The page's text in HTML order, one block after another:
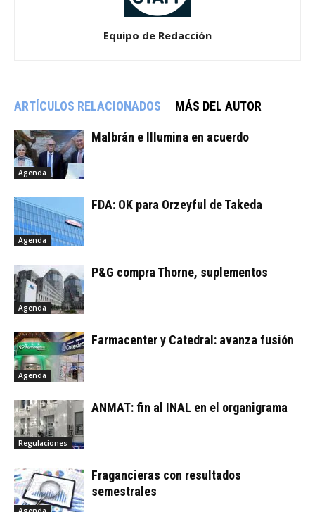
Equipo de Redacción
ARTÍCULOS RELACIONADOS MÁS DEL AUTOR
Agenda
Malbrán e Illumina en acuerdo
Agenda
FDA: OK para Orzeyful de Takeda
Agenda
P&G compra Thorne, suplementos
Agenda
Farmacenter y Catedral: avanza fusión
Regulaciones
ANMAT: fin al INAL en el organigrama
Fragancieras con resultados
semestrales